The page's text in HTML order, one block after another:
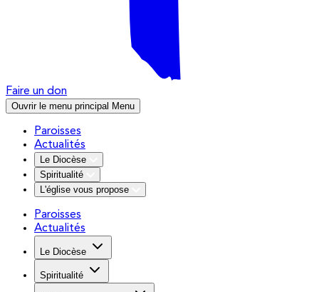
Faire un don
Ouvrir le menu principal Menu
Paroisses
Actualités
Le Diocèse
Spiritualité
L'église vous propose
Paroisses
Actualités
Le Diocèse
Spiritualité